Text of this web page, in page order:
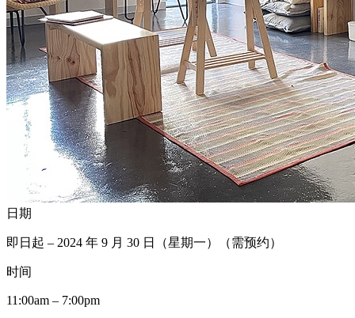
日期
即日起 – 2024 年 9 月 30 日（星期一）（需预约）
时间
11:00am – 7:00pm